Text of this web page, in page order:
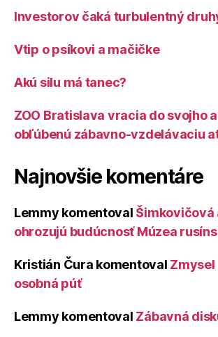
Investorov čaká turbulentný
Vtip o psíkovi a mačičke
Akú silu má tanec?
ZOO Bratislava vracia do svojho
obľúbenú zábavno-vzdelávaciu
Najnovšie komentáre
Lemmy komentoval Šimkovičová
ohrozujú budúcnosť Múzea
Kristián Čura komentoval Zmysel
osobná púť
Lemmy komentoval Zábavná